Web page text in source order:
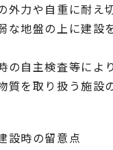
外力や自重に耐え
な地盤の上に建
の自主検査等に
質を取り扱う施設
設時の留意点